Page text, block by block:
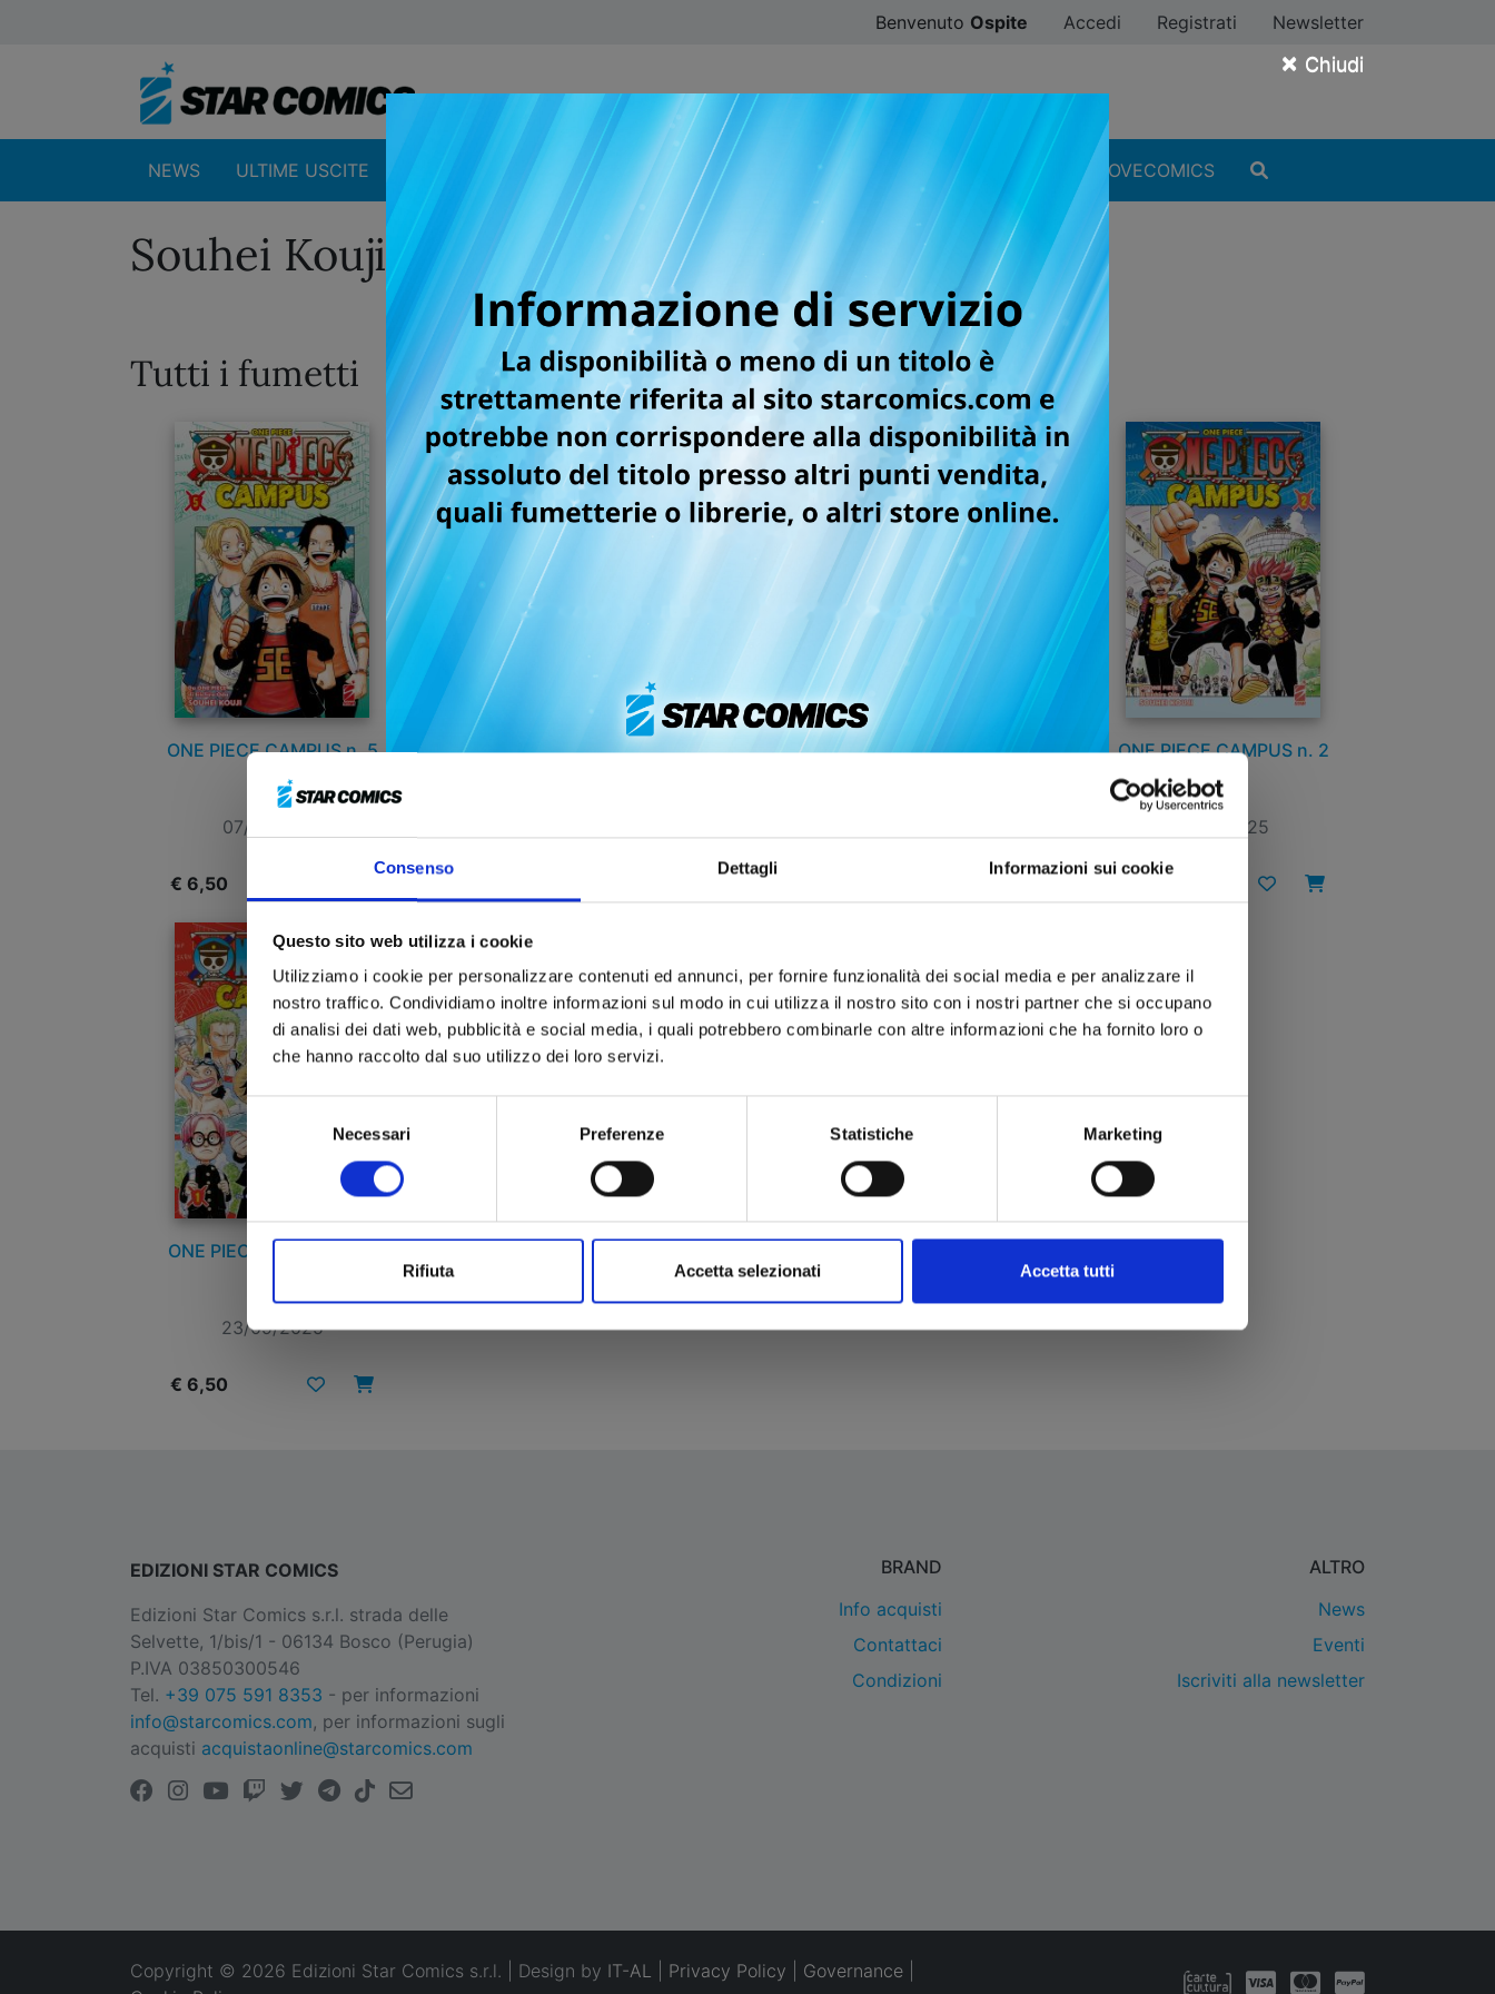
Consenso Dettagli Informazioni sui cookie
Questo sito web utilizza i cookie
Utilizziamo i cookie per personalizzare contenuti ed annunci, per fornire funzionalità dei social media e per analizzare il
nostro traffico. Condividiamo inoltre informazioni sul modo in cui utilizza il nostro sito con i nostri partner che si occupano
di analisi dei dati web, pubblicità e social media, i quali potrebbero combinarle con altre informazioni che ha fornito loro o
che hanno raccolto dal suo utilizzo dei loro servizi.
Selezione
del
consenso
Necessari Preferenze Statistiche Marketing
Rifiuta Accetta selezionati Accetta tutti
× Chiudi
Benvenuto Ospite Accedi Registrati Newsletter
NEWS ULTIME USCITE CATALOGO SFOGLIA ONLINE DIGISTAR #ILOVEMANGA #ILOVECOMICS
Souhei Kouji
Tutti i fumetti
ONE PIECE CAMPUS n. 5
07/07/2026
€ 6,50
ONE PIECE CAMPUS n. 4 ONE PIECE CAMPUS n. 3 ONE PIECE CAMPUS n. 2
18/11/2025
ONE PIECE CAMPUS n. 1
23/09/2025
€ 6,50
EDIZIONI STAR COMICS
Edizioni Star Comics s.r.l. strada delle
Selvette, 1/bis/1 - 06134 Bosco (Perugia)
P.IVA 03850300546
Tel. +39 075 591 8353 - per informazioni
info@starcomics.com, per informazioni sugli
acquisti acquistaonline@starcomics.com
BRAND
Info acquisti
Contattaci
Condizioni
ALTRO
News
Eventi
Iscriviti alla newsletter
Copyright © 2026 Edizioni Star Comics s.r.l. | Design by IT-AL Privacy Policy Governance